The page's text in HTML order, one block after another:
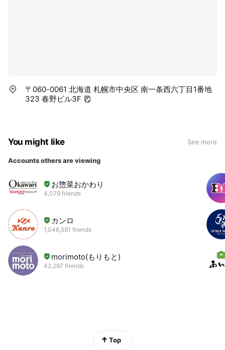
〒060-0061 北海道 札幌市中央区 南一条西六丁目1番地
323 春野ビル3F
You might like See more
Accounts others are viewing
お惣菜おかわり
4,079 friends
カンロ
1,046,591 friends
morimoto(もりもと)
42,297 friends
Top